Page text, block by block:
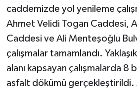
caddemizde yol yenileme
Ahmet Velidi Togan Caddesi,
Caddesi ve Ali Menteşoğlu
çalışmalar tamamlandı.
alanı kapsayan çalışmalarda 8
asfalt dökümü gerçekleştirildi.